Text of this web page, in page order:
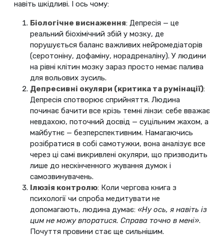
навіть шкідливі. І ось чому:
Біологічне виснаження: Депресія — це
реальний біохімічний збій у мозку, де
порушується баланс важливих нейромедіаторів
(серотоніну, дофаміну, норадреналіну). У людини
на рівні клітин мозку зараз просто немає палива
для вольових зусиль.
Депресивні окуляри (критика та румінації):
Депресія спотворює сприйняття. Людина
починає бачити все крізь темні лінзи: себе вважає
невдахою, поточний досвід — суцільним жахом, а
майбутнє — безперспективним. Намагаючись
розібратися в собі самотужки, вона аналізує все
через ці самі викривлені окуляри, що призводить
лише до нескінченного жування думок і
самозвинувачень.
Ілюзія контролю: Коли чергова книга з
психології чи спроба медитувати не
допомагають, людина думає: «Ну ось, я навіть із
цим не можу впоратися. Справа точно в мені».
Почуття провини стає ще сильнішим.